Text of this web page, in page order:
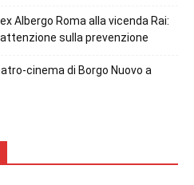
Albergo Roma alla vicenda Rai:
sulla prevenzione
cinema di Borgo Nuovo a